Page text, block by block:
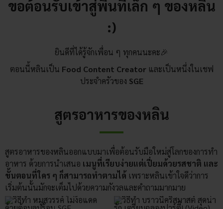
ขอต้อนรับเข้าสู่พื้นที่เล็ก ๆ ของหลิน
:)
ยินดีที่ได้รู้จักเพื่อน ๆ ทุกคนนะคะ🎉
ตอนนี้หลินเป็น Food Content Creatorและเป็นหนึ่งในเชฟ
ประจำครัวของ SGE
สูตรอาหารของหลิน
สูตรอาหารของหลินออกแบบมาเพื่อต้อนรับมือใหม่สู่โลกของการทำ
อาหาร ด้วยการนำเสนอ เมนูที่เรียบง่ายแต่เปี่ยมด้วยรสชาติ และ
ขั้นตอนที่ใคร ๆ ก็สามารถทำตามได้ เพราะหลินเข้าใจดีว่าการ
เริ่มต้นนั้นมักจะเต็มไปด้วยความกังวลและคำถามมากมาย